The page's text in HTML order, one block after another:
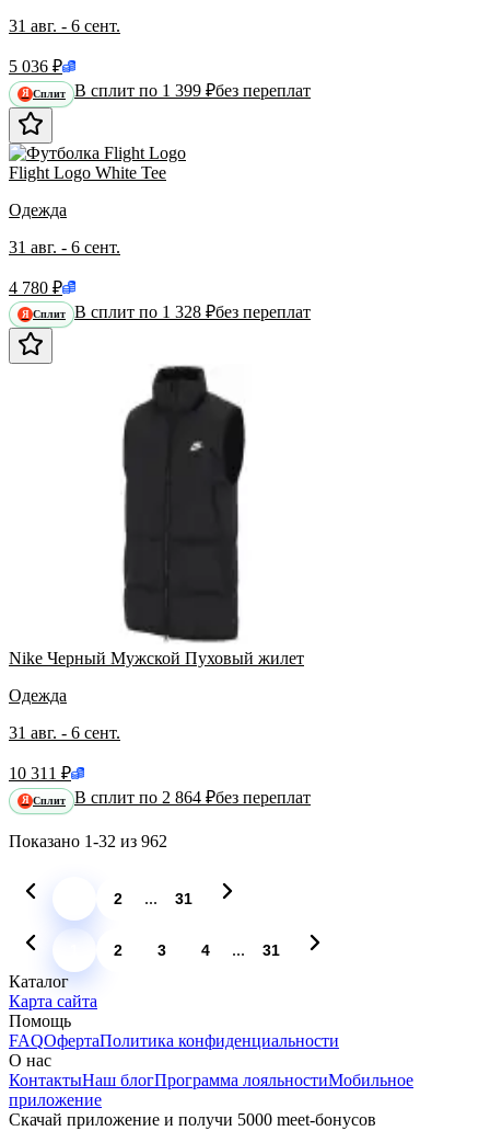
31 авг. - 6 сент.
5 036 ₽
Я Сплит В сплит по 1 399 ₽без переплат
Flight Logo White Tee
Одежда
31 авг. - 6 сент.
4 780 ₽
Я Сплит В сплит по 1 328 ₽без переплат
Nike Черный Мужской Пуховый жилет
Одежда
31 авг. - 6 сент.
10 311 ₽
Я Сплит В сплит по 2 864 ₽без переплат
Показано 1-32 из 962
2 ... 31
2 3 4 ... 31
Каталог
Карта сайта
Помощь
FAQОфертаПолитика конфиденциальности
О нас
КонтактыНаш блогПрограмма лояльностиМобильное
приложение
Скачай приложение и получи 5000 meet-бонусов